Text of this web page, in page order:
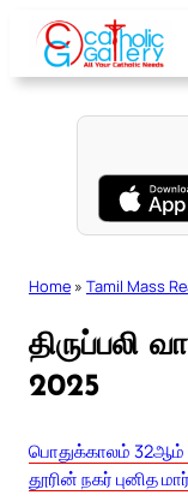
content
Home » Tamil Mass
திருப்பலி
2025
பொதுக்காலம் 32ஆம்
தூரின் நகர் புனித